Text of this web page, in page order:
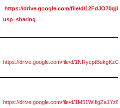
https://drive.google.com/file/d/
usp=sharing
https://drive.google.com/file/d/
https://drive.google.com/file/d/